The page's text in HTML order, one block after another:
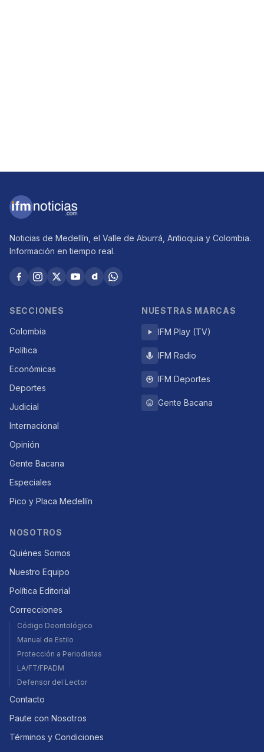
Noticias de Medellín, el Valle de Aburrá, Antioquia y Colombia.
Información en tiempo real.
SECCIONES
Colombia
Política
Económicas
Deportes
Judicial
Internacional
Opinión
Gente Bacana
Especiales
Pico y Placa Medellín
NUESTRAS MARCAS
IFM Play (TV)
IFM Radio
IFM Deportes
Gente Bacana
NOSOTROS
Quiénes Somos
Nuestro Equipo
Política Editorial
Correcciones
Código Deontológico
Manual de Estilo
Protección a Periodistas
LA/FT/FPADM
Defensor del Lector
Contacto
Paute con Nosotros
Términos y Condiciones